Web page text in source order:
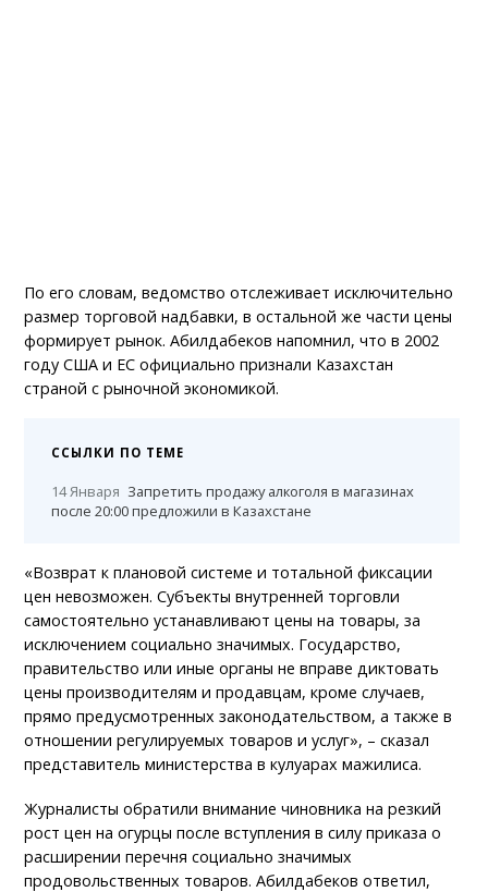
По его словам, ведомство отслеживает исключительно
размер торговой надбавки, в остальной же части цены
формирует рынок. Абилдабеков напомнил, что в 2002
году США и ЕС официально признали Казахстан
страной с рыночной экономикой.
ССЫЛКИ ПО ТЕМЕ
14 Января Запретить продажу алкоголя в магазинах
после 20:00 предложили в Казахстане
«Возврат к плановой системе и тотальной фиксации
цен невозможен. Субъекты внутренней торговли
самостоятельно устанавливают цены на товары, за
исключением социально значимых. Государство,
правительство или иные органы не вправе диктовать
цены производителям и продавцам, кроме случаев,
прямо предусмотренных законодательством, а также в
отношении регулируемых товаров и услуг», – сказал
представитель министерства в кулуарах мажилиса.
Журналисты обратили внимание чиновника на резкий
рост цен на огурцы после вступления в силу приказа о
расширении перечня социально значимых
продовольственных товаров. Абилдабеков ответил,